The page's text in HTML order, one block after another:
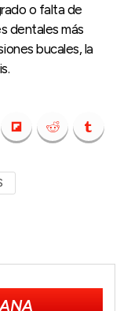
o falta de
dentales más
bucales, la